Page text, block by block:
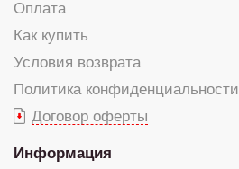
Оплата
Как купить
Условия возврата
Политика конфиденциальности
Договор оферты
Информация